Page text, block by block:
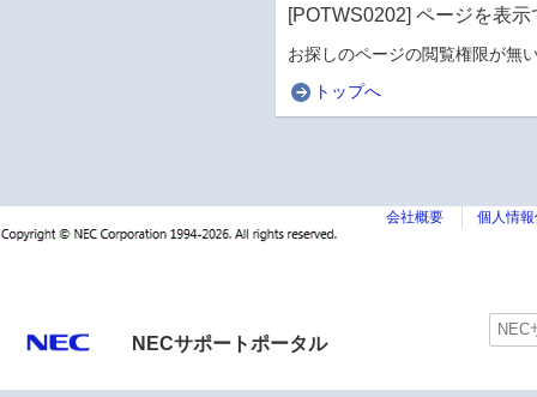
[POTWS0202] ページを表
お探しのページの閲覧権限が無
トップへ
会社概要 個人情
NECサポートポータル